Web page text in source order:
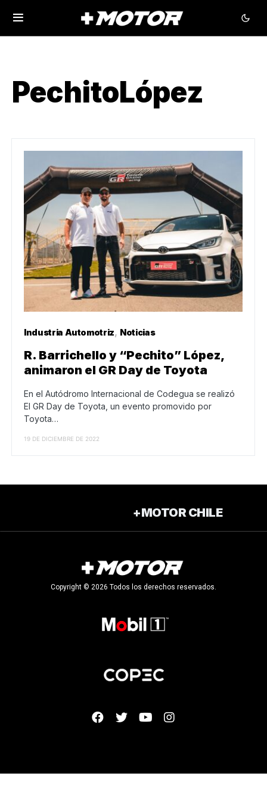
PechitoLópez
Industria Automotriz Noticias
R. Barrichello y “Pechito” López,
animaron el GR Day de Toyota
En el Autódromo Internacional de Codegua se realizó
El GR Day de Toyota, un evento promovido por
Toyota…
19 DE DICIEMBRE DE 2022
+MOTOR CHILE
Copyright © 2026 Todos los derechos reservados.